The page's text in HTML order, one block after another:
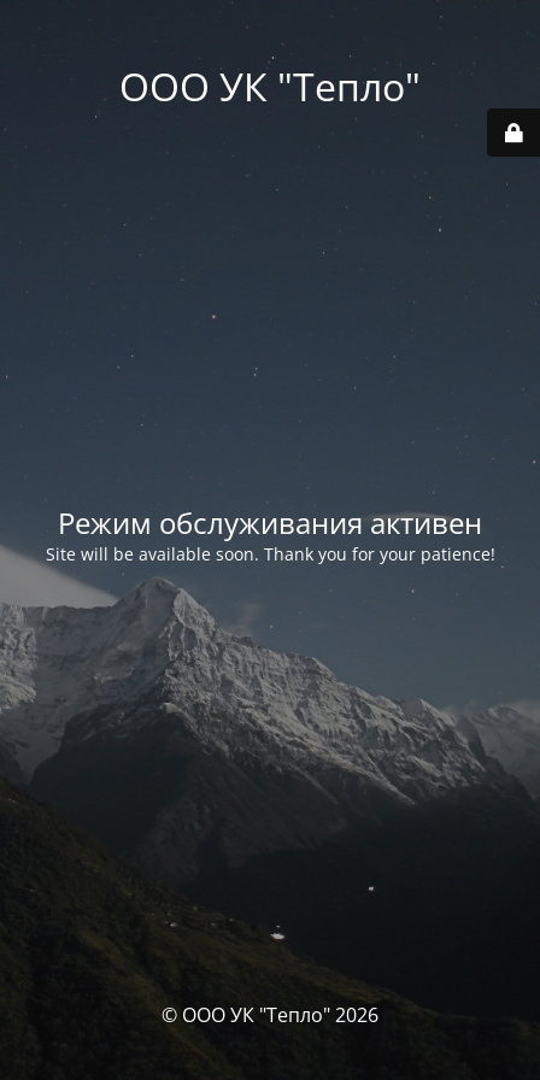
ООО УК "Тепло"
Режим обслуживания активен
Site will be available soon. Thank you for your patience!
© ООО УК "Тепло" 2026